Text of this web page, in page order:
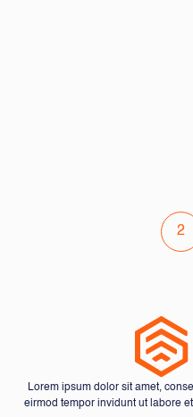
2
Lorem ipsum dolor sit amet,
eirmod tempor invidunt ut labore